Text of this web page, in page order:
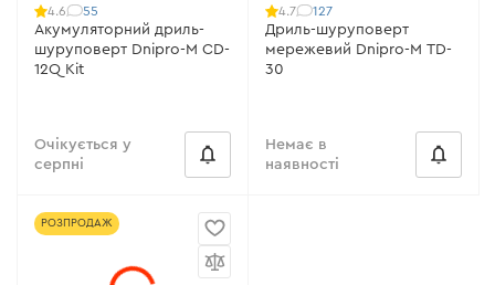
4.6 55
Акумуляторний дриль-
шуруповерт Dnipro-M CD-
12Q Kit
Очікується у
серпні
4.7 127
Дриль-шуруповерт
мережевий Dnipro-M TD-
30
Немає в
наявності
РОЗПРОДАЖ